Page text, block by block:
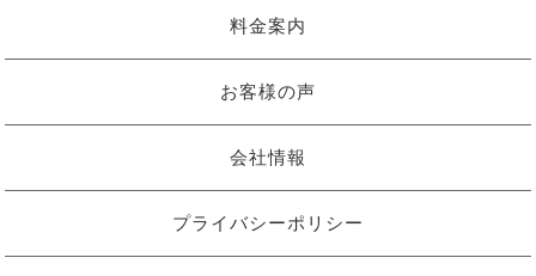
料金案内
お客様の声
会社情報
プライバシーポリシー